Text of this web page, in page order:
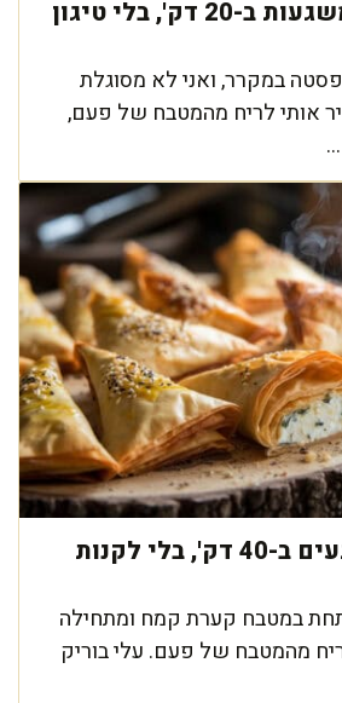
לביבות פסטה משגעות ב-20 דק', בלי טיגון
במקרר, ואני לא מסוגלת
אותי לריח מהמטבח של פעם,
עלי בוריק משגעים ב-40 דק', בלי לקנות
במטבח קערת קמח ומתחילה
מהמטבח של פעם. עלי בוריק